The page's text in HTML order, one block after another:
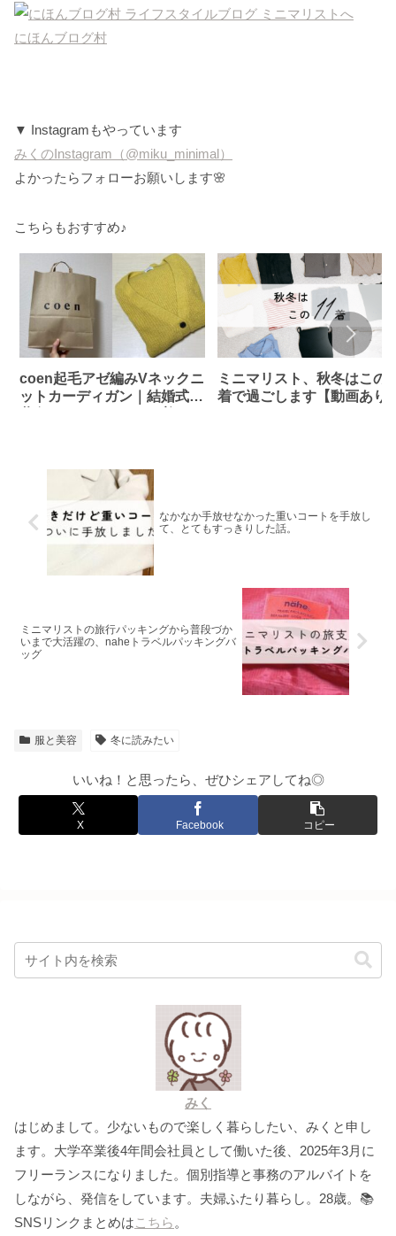
にほんブログ村
▼ Instagramもやっています
みくのInstagram（@miku_minimal）
よかったらフォローお願いします🌸
こちらもおすすめ♪
coen起毛アゼ編みVネックニ
ットカーディガン｜結婚式で
ミニマリスト、秋冬はこの
着で過ごします【動画あり
なかなか手放せなかった重いコートを手放し
て、とてもすっきりした話。
ミニマリストの旅行パッキングから普段づか
いまで大活躍の、naheトラベルパッキングバ
ッグ
服と美容 冬に読みたい
いいね！と思ったら、ぜひシェアしてね◎
X Facebook コピー
みく
はじめまして。少ないもので楽しく暮らしたい、みくと申し
ます。大学卒業後4年間会社員として働いた後、2025年3月に
フリーランスになりました。個別指導と事務のアルバイトを
しながら、発信をしています。夫婦ふたり暮らし。28歳。📚
SNSリンクまとめはこちら 。